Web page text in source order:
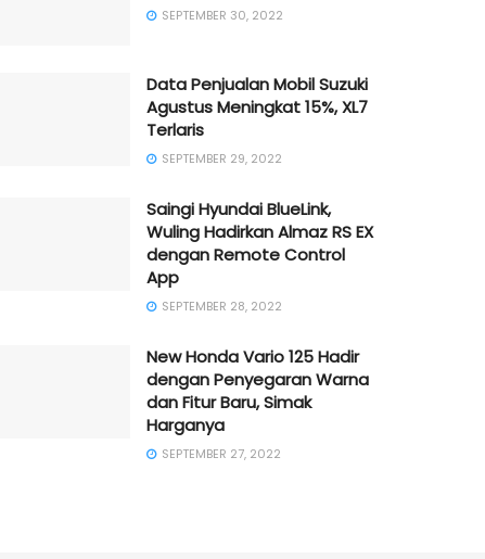
SEPTEMBER 30, 2022
Data Penjualan Mobil Suzuki
Agustus Meningkat 15%, XL7
Terlaris
SEPTEMBER 29, 2022
Saingi Hyundai BlueLink,
Wuling Hadirkan Almaz RS EX
dengan Remote Control
App
SEPTEMBER 28, 2022
New Honda Vario 125 Hadir
dengan Penyegaran Warna
dan Fitur Baru, Simak
Harganya
SEPTEMBER 27, 2022